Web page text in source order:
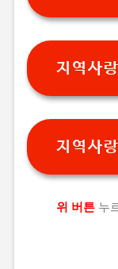
지역사
지역사
위 버튼 누